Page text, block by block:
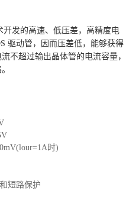
开发的高速、低压差，高精度电
驱动管，因而压差低，能够获得
不超过输出晶体管的电流容量，
时)
短路保护